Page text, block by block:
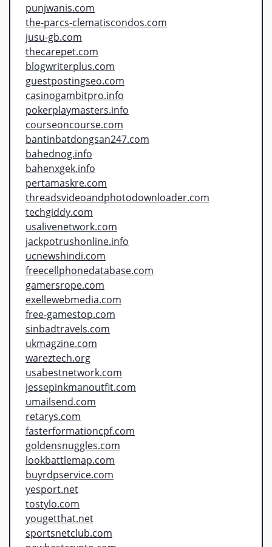
punjwanis.com
the-parcs-clematiscondos.com
jusu-gb.com
thecarepet.com
blogwriterplus.com
guestpostingseo.com
casinogambitpro.info
pokerplaymasters.info
courseoncourse.com
bantinbatdongsan247.com
bahednog.info
bahenxgek.info
pertamaskre.com
threadsvideoandphotodownloader.com
techgiddy.com
usalivenetwork.com
jackpotrushonline.info
ucnewshindi.com
freecellphonedatabase.com
gamersrope.com
exellewebmedia.com
free-gamestop.com
sinbadtravels.com
ukmagzine.com
wareztech.org
usabestnetwork.com
jessepinkmanoutfit.com
umailsend.com
retarys.com
fasterformationcpf.com
goldensnuggles.com
lookbattlemap.com
buyrdpservice.com
yesport.net
tostylo.com
yougetthat.net
sportsnetclub.com